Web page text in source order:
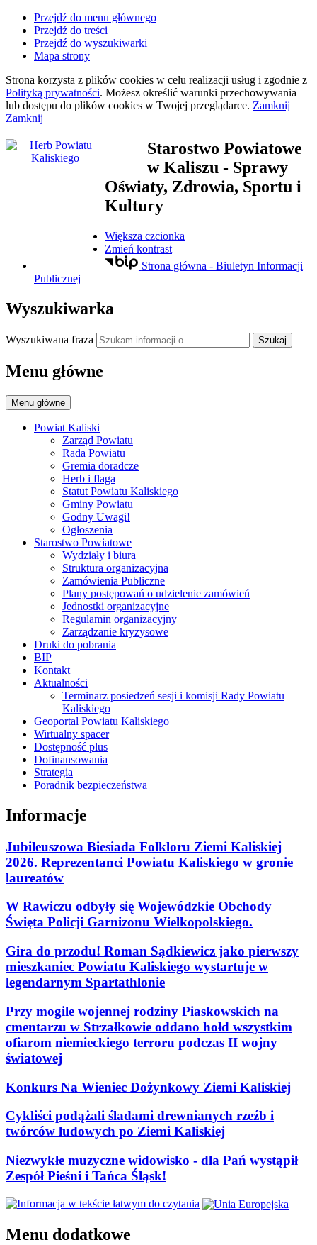
Przejdź do menu głównego
Przejdź do treści
Przejdź do wyszukiwarki
Mapa strony
Strona korzysta z plików cookies w celu realizacji usług i zgodnie z
Polityką prywatności. Możesz określić warunki przechowywania
lub dostępu do plików cookies w Twojej przeglądarce. Zamknij
Zamknij
Starostwo Powiatowe
w Kaliszu - Sprawy
Oświaty, Zdrowia, Sportu i
Kultury
Większa czcionka
Zmień kontrast
Strona główna - Biuletyn Informacji
Publicznej
Wyszukiwarka
Wyszukiwana fraza Szukaj
Menu główne
Menu główne
Powiat Kaliski
Zarząd Powiatu
Rada Powiatu
Gremia doradcze
Herb i flaga
Statut Powiatu Kaliskiego
Gminy Powiatu
Godny Uwagi!
Ogłoszenia
Starostwo Powiatowe
Wydziały i biura
Struktura organizacyjna
Zamówienia Publiczne
Plany postępowań o udzielenie zamówień
Jednostki organizacyjne
Regulamin organizacyjny
Zarządzanie kryzysowe
Druki do pobrania
BIP
Kontakt
Aktualności
Terminarz posiedzeń sesji i komisji Rady Powiatu
Kaliskiego
Geoportal Powiatu Kaliskiego
Wirtualny spacer
Dostępność plus
Dofinansowania
Strategia
Poradnik bezpieczeństwa
Informacje
Jubileuszowa Biesiada Folkloru Ziemi Kaliskiej
2026. Reprezentanci Powiatu Kaliskiego w gronie
laureatów
W Rawiczu odbyły się Wojewódzkie Obchody
Święta Policji Garnizonu Wielkopolskiego.
Gira do przodu! Roman Sądkiewicz jako pierwszy
mieszkaniec Powiatu Kaliskiego wystartuje w
legendarnym Spartathlonie
Przy mogile wojennej rodziny Piaskowskich na
cmentarzu w Strzałkowie oddano hołd wszystkim
ofiarom niemieckiego terroru podczas II wojny
światowej
Konkurs Na Wieniec Dożynkowy Ziemi Kaliskiej
Cykliści podążali śladami drewnianych rzeźb i
twórców ludowych po Ziemi Kaliskiej
Niezwykłe muzyczne widowisko - dla Pań wystąpił
Zespół Pieśni i Tańca Śląsk!
Menu dodatkowe